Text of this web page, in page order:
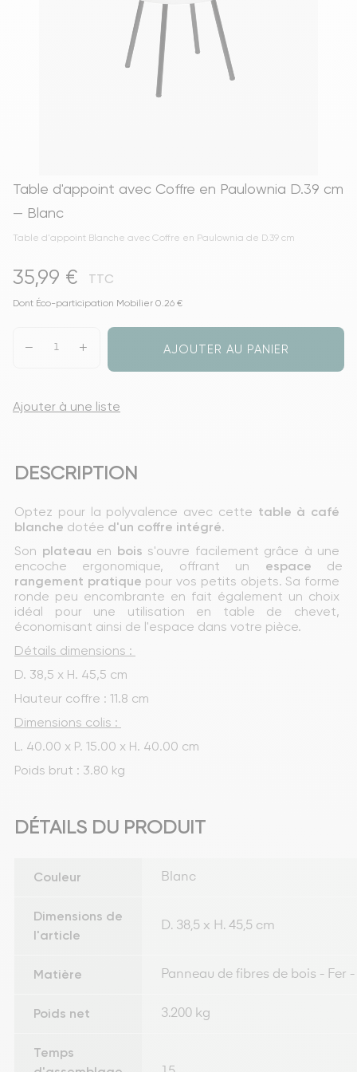
Table d'appoint avec Coffre en Paulownia D.39 cm
— Blanc
Table d'appoint Blanche avec Coffre en Paulownia de D.39 cm
35,99 € TTC
Dont Éco-participation Mobilier 0.26 €
AJOUTER AU PANIER
Ajouter à une liste
DESCRIPTION
Optez pour la polyvalence avec cette table à café
blanche dotée d'un coffre intégré.
Son plateau en bois s'ouvre facilement grâce à une
encoche ergonomique, offrant un espace de
rangement pratique pour vos petits objets. Sa forme
ronde peu encombrante en fait également un choix
idéal pour une utilisation en table de chevet,
économisant ainsi de l'espace dans votre pièce.
Détails dimensions :
D. 38,5 x H. 45,5 cm
Hauteur coffre : 11.8 cm
Dimensions colis :
L. 40.00 x P. 15.00 x H. 40.00 cm
Poids brut : 3.80 kg
DÉTAILS DU PRODUIT
Couleur Blanc
Dimensions de
l'article
D. 38,5 x H. 45,5 cm
Matière Panneau de fibres de bois - Fer
Poids net 3.200 kg
Temps